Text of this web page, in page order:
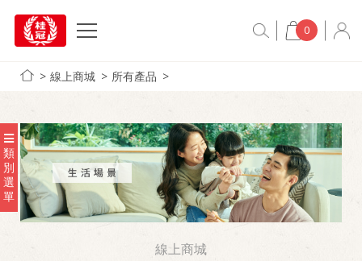
0
線上商城 所有產品
類
別
選
單
線上商城